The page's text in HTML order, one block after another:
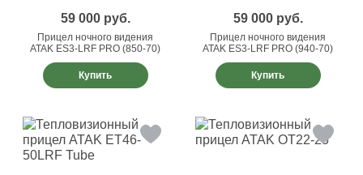
59 000 руб.
Прицел ночного видения
ATAK ES3-LRF PRO (850-70)
Купить
59 000 руб.
Прицел ночного видения
ATAK ES3-LRF PRO (940-70)
Купить